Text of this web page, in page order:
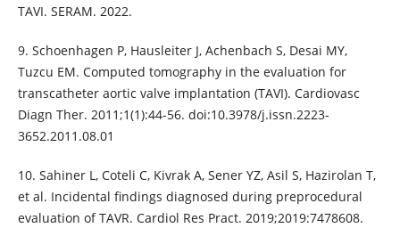
TAVI. SERAM. 2022.
9. Schoenhagen P, Hausleiter J, Achenbach S, Desai MY,
Tuzcu EM. Computed tomography in the evaluation for
transcatheter aortic valve implantation (TAVI). Cardiovasc
Diagn Ther. 2011;1(1):44-56. doi:10.3978/j.issn.2223-
3652.2011.08.01
10. Sahiner L, Coteli C, Kivrak A, Sener YZ, Asil S, Hazirolan T,
et al. Incidental findings diagnosed during preprocedural
evaluation of TAVR. Cardiol Res Pract. 2019;2019:7478608.